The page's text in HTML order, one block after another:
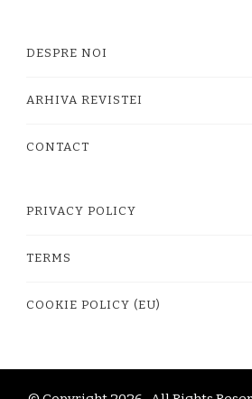
DESPRE NOI
ARHIVA REVISTEI
CONTACT
PRIVACY POLICY
TERMS
COOKIE POLICY (EU)